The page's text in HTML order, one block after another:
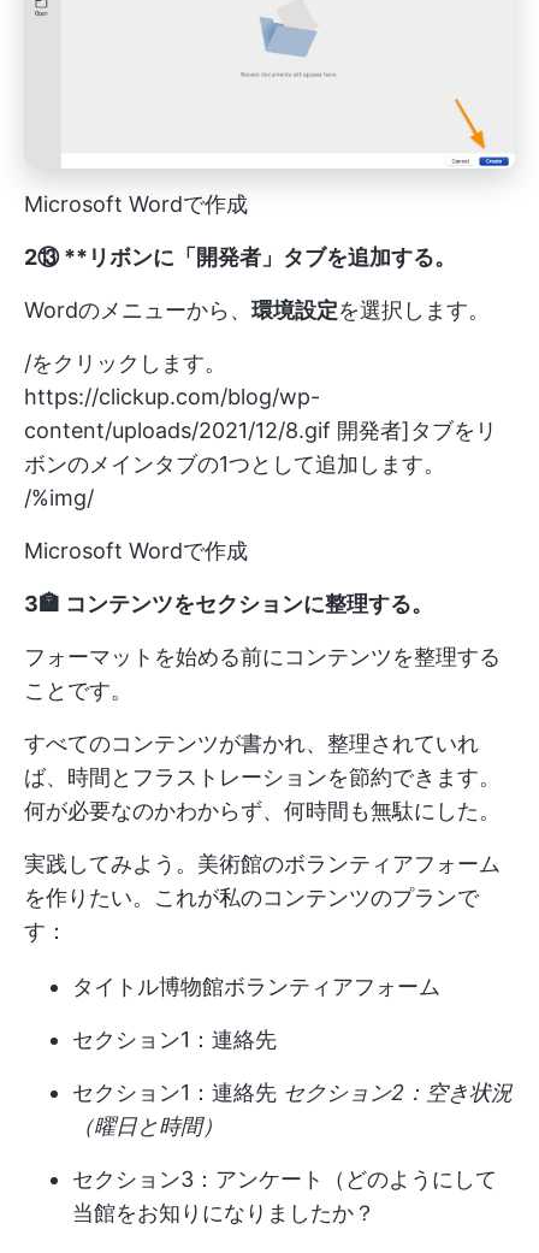
Microsoft Wordで作成
2️⑬ **リボンに「開発者」タブを追加する。
Wordのメニューから、 環境設定を選択します。
/をクリックします。
https://clickup.com/blog/wp-
content/uploads/2021/12/8.gif 開発者]タブをリ
ボンのメインタブの1つとして追加します。
/%img/
Microsoft Wordで作成
3️🏣 コンテンツをセクションに整理する。
フォーマットを始める前にコンテンツを整理する
ことです。
すべてのコンテンツが書かれ、整理されていれ
ば、時間とフラストレーションを節約できます。
何が必要なのかわからず、何時間も無駄にした。
実践してみよう。美術館のボランティアフォーム
を作りたい。これが私のコンテンツのプランで
す：
タイトル博物館ボランティアフォーム
セクション1：連絡先
セクション1：連絡先 セクション2：空き状況
（曜日と時間）
セクション3：アンケート（どのようにして
当館をお知りになりましたか？